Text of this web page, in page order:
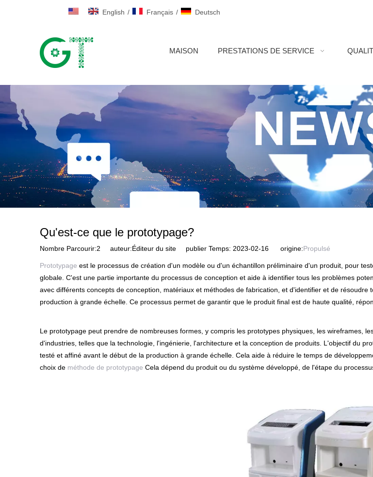
English / Français / Deutsch
MAISON PRESTATIONS DE SERVICE
Qu'est-ce que le prototypage?
Nombre Parcourir:2 auteur:Éditeur du site publier Temps: 2023-02-16 origine:Propulsé
Prototypage est le processus de création d'un modèle ou d'un échantillon préliminaire d'un produit, pour
globale. C'est une partie importante du processus de conception et aide à identifier tous les problèmes
avec différents concepts de conception, matériaux et méthodes de fabrication, et d'identifier et de
production à grande échelle. Ce processus permet de garantir que le produit final est de haute qualité,
Le prototypage peut prendre de nombreuses formes, y compris les prototypes physiques, les wireframes,
d'industries, telles que la technologie, l'ingénierie, l'architecture et la conception de produits. L'objectif du
testé et affiné avant le début de la production à grande échelle. Cela aide à réduire le temps de
choix de méthode de prototypage Cela dépend du produit ou du système développé, de l'étape du